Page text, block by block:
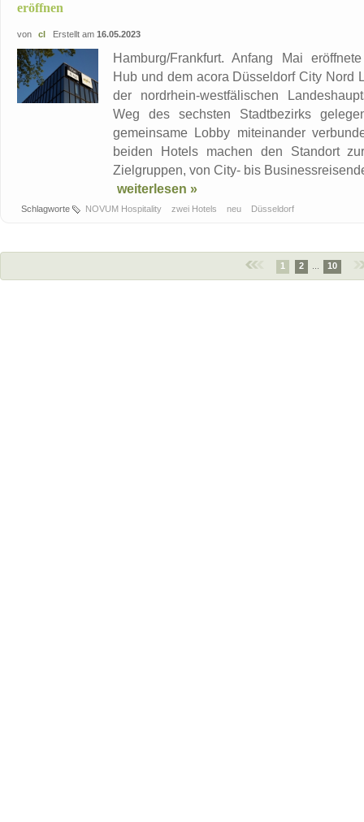
eröffnen
von cl Erstellt am 16.05.2023
Hamburg/Frankfurt. Anfang Mai
Hub und dem acora Düsseldorf City
der nordrhein-westfälischen
Weg des sechsten Stadtbezirks
gemeinsame Lobby miteinander
beiden Hotels machen den Standort
Zielgruppen, von City- bis
weiterlesen »
Schlagworte NOVUM Hospitality zwei Hotels neu Düsseldorf
1 2 10